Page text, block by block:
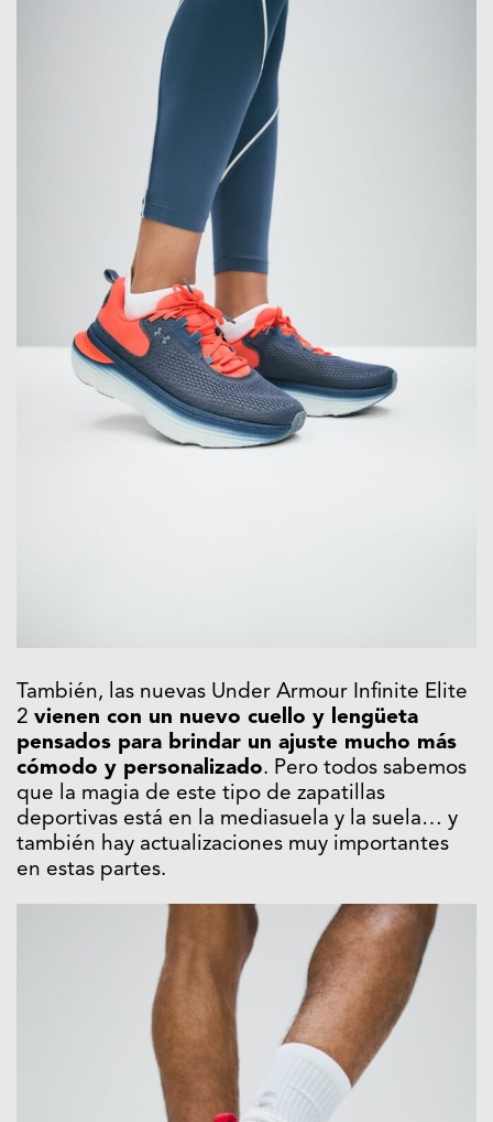
También, las nuevas Under Armour Infinite Elite
2 vienen con un nuevo cuello y lengüeta
pensados para brindar un ajuste mucho más
cómodo y personalizado. Pero todos sabemos
que la magia de este tipo de zapatillas
deportivas está en la mediasuela y la suela… y
también hay actualizaciones muy importantes
en estas partes.